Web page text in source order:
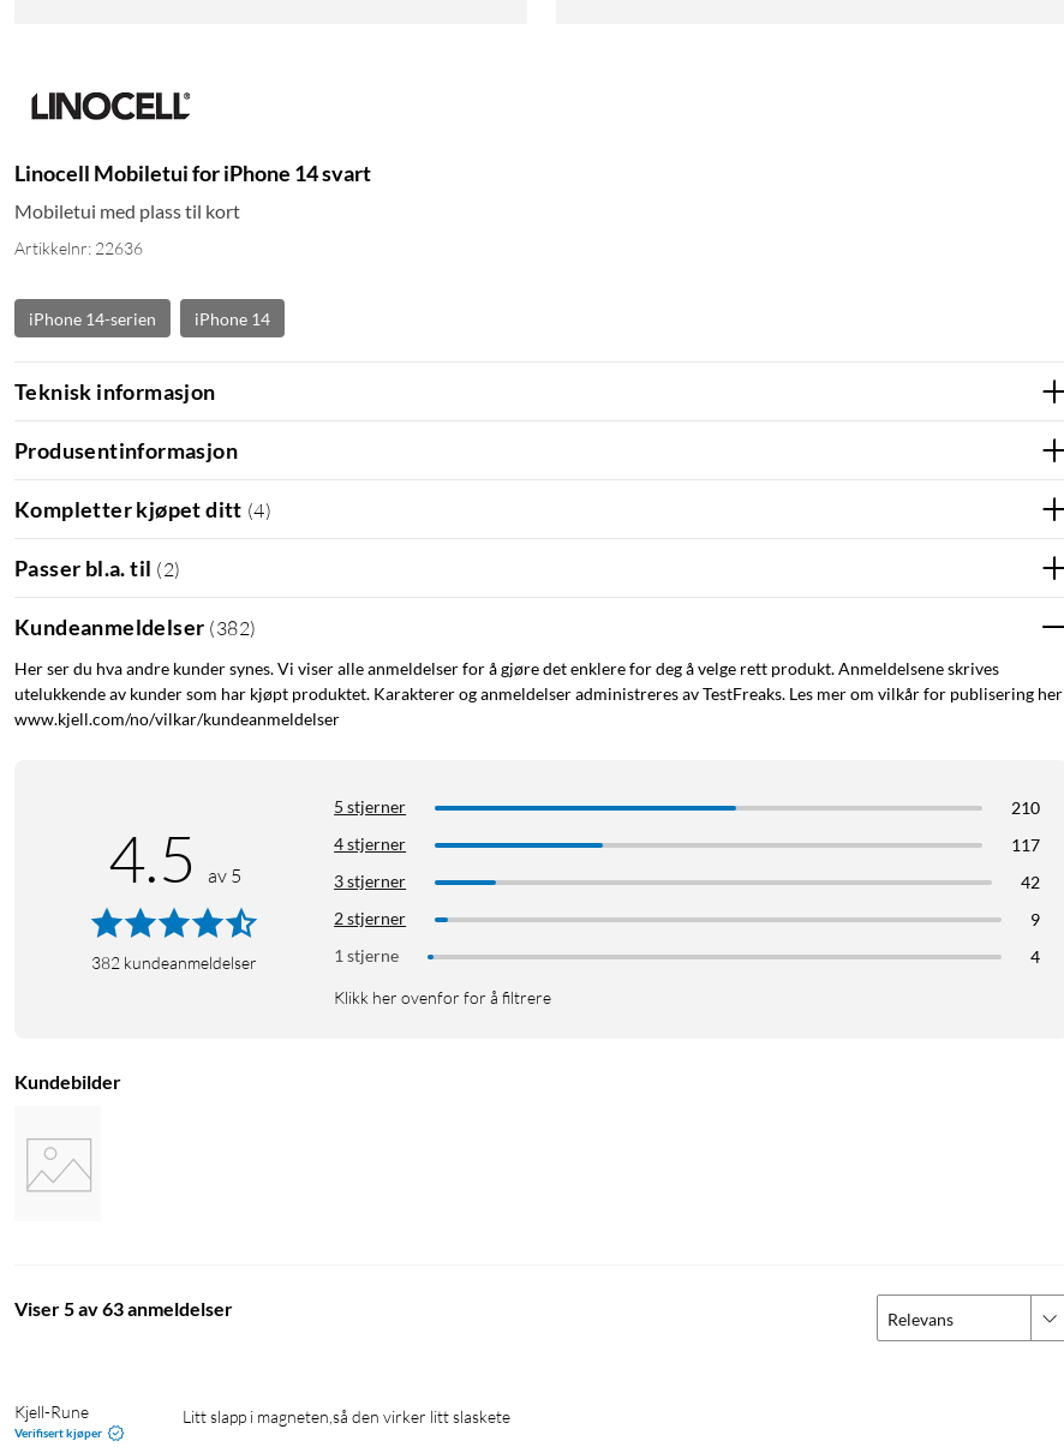
Linocell Mobiletui for iPhone 14 svart
Mobiletui med plass til kort
Artikkelnr: 22636
iPhone 14-serien iPhone 14
Teknisk informasjon
Produsentinformasjon
Kompletter kjøpet ditt (4)
Passer bl.a. til (2)
Kundeanmeldelser (382)
Her ser du hva andre kunder synes. Vi viser alle anmeldelser for å gjøre det enklere for deg å velge rett produkt. Anmeldelsene skrives
utelukkende av kunder som har kjøpt produktet. Karakterer og anmeldelser administreres av TestFreaks. Les mer om vilkår for publisering her
www.kjell.com/no/vilkar/kundeanmeldelser
4.5 av 5
382 kundeanmeldelser
5 stjerner
210
4 stjerner
117
3 stjerner
42
2 stjerner
9
1 stjerne
4
Klikk her ovenfor for å filtrere
Kundebilder
Viser 5 av 63 anmeldelser Relevans
Kjell-Rune
Verifisert kjøper
Litt slapp i magneten,så den virker litt slaskete